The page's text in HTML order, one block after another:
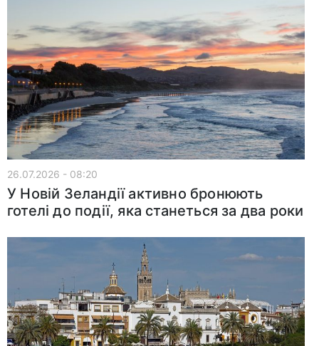
26.07.2026 - 08:20
У Новій Зеландії активно бронюють
готелі до події, яка станеться за два роки